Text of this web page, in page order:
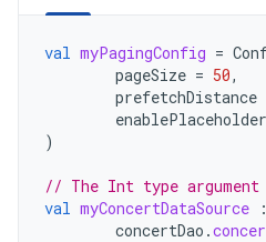
val myPagingConfig =
pageSize = 50,
prefetchDistance
)
// The Int type argument
val myConcertDataSource :
concertDao .